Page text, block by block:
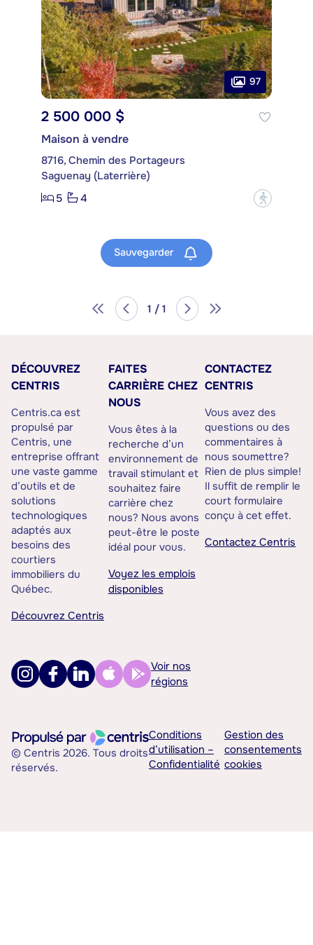
97
2 500 000 $
Maison à vendre
8716, Chemin des Portageurs
Saguenay (Laterrière)
5
4 ?
Sauvegarder
1 / 1
DÉCOUVREZ
CENTRIS
Centris.ca est
propulsé par
Centris, une
entreprise offrant
une vaste gamme
d’outils et de
solutions
technologiques
adaptés aux
besoins des
courtiers
immobiliers du
Québec.
Découvrez Centris
FAITES
CARRIÈRE CHEZ
NOUS
Vous êtes à la
recherche d’un
environnement de
travail stimulant et
souhaitez faire
carrière chez
nous? Nous avons
peut-être le poste
idéal pour vous.
Voyez les emplois
disponibles
CONTACTEZ
CENTRIS
Vous avez des
questions ou des
commentaires à
nous soumettre?
Rien de plus simple!
Il suffit de remplir le
court formulaire
conçu à cet effet.
Contactez Centris
Voir nos
régions
© Centris 2026. Tous droits
réservés.
Conditions
d’utilisation –
Confidentialité
Gestion des
consentements
cookies